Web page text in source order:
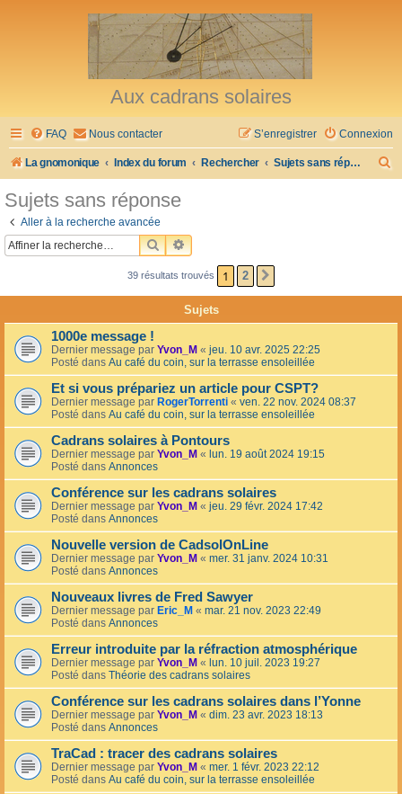
Aux cadrans solaires
FAQ Nous contacter Connexion
S’enregistrer
La gnomonique Index du forum Rechercher Sujets sans réponse
h
r
Sujets sans réponse
Aller à la recherche avancée
RECHERCHER
RECHERCHE AVANCÉE
39 résultats trouvés 1 2
Sujets
1000e message !
Dernier message par Yvon_M « jeu. 10 avr. 2025 22:25
Posté dans Au café du coin, sur la terrasse ensoleillée
Et si vous prépariez un article pour CSPT?
Dernier message par RogerTorrenti « ven. 22 nov. 2024 08:37
Posté dans Au café du coin, sur la terrasse ensoleillée
Cadrans solaires à Pontours
Dernier message par Yvon_M « lun. 19 août 2024 19:15
Posté dans Annonces
Conférence sur les cadrans solaires
Dernier message par Yvon_M « jeu. 29 févr. 2024 17:42
Posté dans Annonces
Nouvelle version de CadsolOnLine
Dernier message par Yvon_M « mer. 31 janv. 2024 10:31
Posté dans Annonces
Nouveaux livres de Fred Sawyer
Dernier message par Eric_M « mar. 21 nov. 2023 22:49
Posté dans Annonces
Erreur introduite par la réfraction atmosphérique
Dernier message par Yvon_M « lun. 10 juil. 2023 19:27
Posté dans Théorie des cadrans solaires
Conférence sur les cadrans solaires dans l’Yonne
Dernier message par Yvon_M « dim. 23 avr. 2023 18:13
Posté dans Annonces
TraCad : tracer des cadrans solaires
Dernier message par Yvon_M « mer. 1 févr. 2023 22:12
Posté dans Au café du coin, sur la terrasse ensoleillée